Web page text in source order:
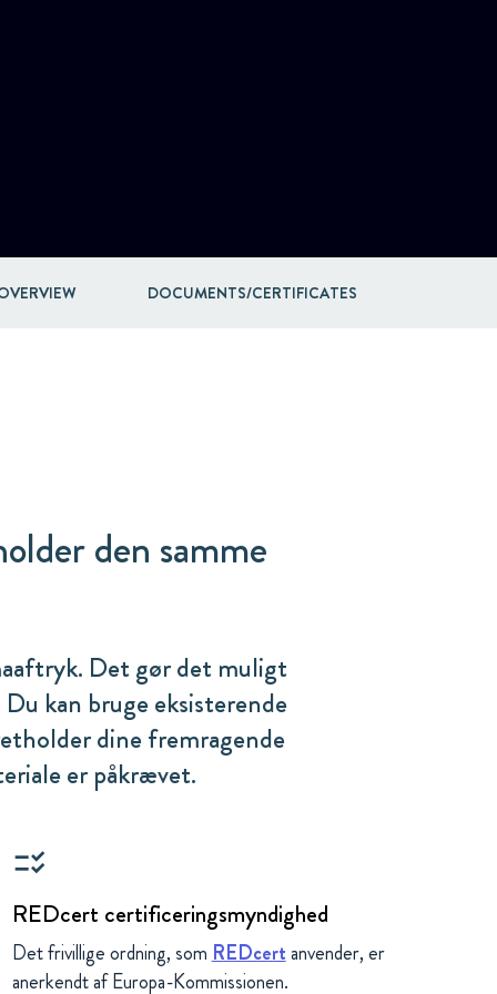
DOCUMENTS/CERTIFICATES
den samme
Det gør det muligt
kan bruge eksisterende
dine fremragende
er påkrævet.
checklist_rtl
REDcert certificeringsmyndighed
Det frivillige ordning, som REDcertanvender, er
anerkendt af Europa-Kommissionen.